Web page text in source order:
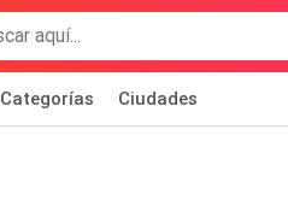
Categorías Ciudades